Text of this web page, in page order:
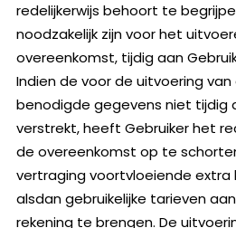
redelijkerwijs behoort te
noodzakelijk zijn voor het
overeenkomst, tijdig aan
Indien de voor de uitvoering
benodigde gegevens niet tijdig
verstrekt, heeft Gebruiker het
de overeenkomst op te
vertraging voortvloeiende extra
alsdan gebruikelijke tarieven
rekening te brengen. De